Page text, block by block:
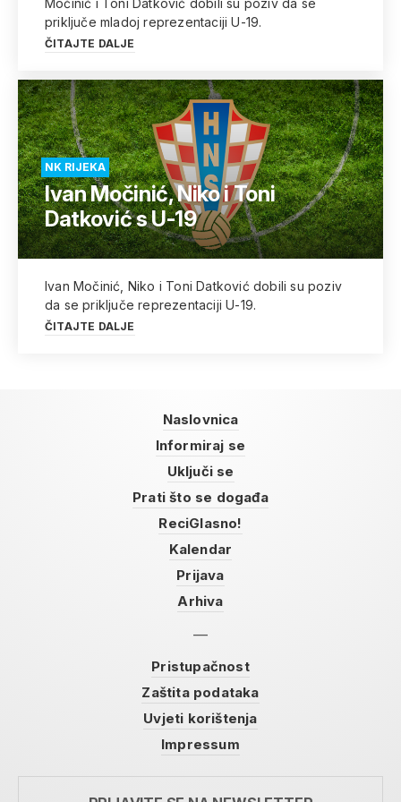
Močinić i Toni Datković dobili su poziv da se
priključe mladoj reprezentaciji U-19.
ČITAJTE DALJE
NK RIJEKA
Ivan Močinić, Niko i Toni
Datković s U-19
Ivan Močinić, Niko i Toni Datković dobili su poziv
da se priključe reprezentaciji U-19.
ČITAJTE DALJE
Naslovnica
Informiraj se
Uključi se
Prati što se događa
ReciGlasno!
Kalendar
Prijava
Arhiva
Pristupačnost
Zaštita podataka
Uvjeti korištenja
Impressum